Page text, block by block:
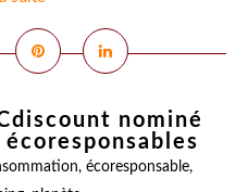
nominé
, écoresponsable,